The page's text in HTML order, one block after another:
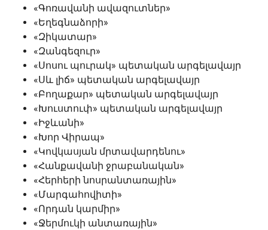
«Գոռավանի ավազուտներ»
«Եղեգնաձորի»
«Զիկատար»
«Զանգեզուր»
«Սոսու պուրակ» պետական արգելավայր
«Սև լիճ» պետական արգելավայր
«Բողաքար» պետական արգելավայր
«Խուստուփ» պետական արգելավայր
«Իջևանի»
«Խոր Վիրապ»
«Կովկասյան մրտավարդենու»
«Հանքավանի ջրաբանական»
«Հերհերի նոսրանտառային»
«Մարգահովիտի»
«Որդան կարմիր»
«Ջերմուկի անտառային»